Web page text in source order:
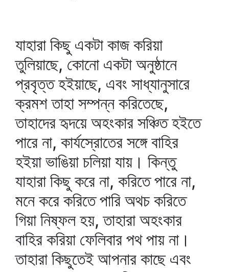
যাহারা কিছু একটা কাজ করিয়া
তুলিয়াছে, কোনো একটা অনুষ্ঠানে
প্রবৃত্ত হইয়াছে, এবং সাধ্যানুসারে
ক্রমশ তাহা সম্পন্ন করিতেছে,
তাহাদের হৃদয়ে অহংকার সঞ্চিত হইতে
পারে না, কার্যস্রোতের সঙ্গে বাহির
হইয়া ভাঙিয়া চলিয়া যায়। কিন্তু
যাহারা কিছু করে না, করিতে পারে না,
মনে করে করিতে পারি অথচ করিতে
গিয়া নিষ্ফল হয়, তাহারা অহংকার
বাহির করিয়া ফেলিবার পথ পায় না।
তাহারা কিছুতেই আপনার কাছে এবং